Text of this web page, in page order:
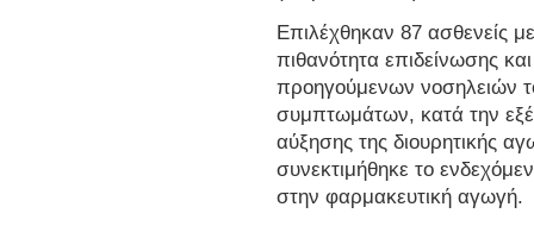
Επιλέχθηκαν 87 ασθενείς
πιθανότητα επιδείνωσης
προηγούμενων νοσηλειών
συμπτωμάτων, κατά την
αύξησης της διουρητικής
συνεκτιμήθηκε το
στην φαρμακευτική αγωγή.